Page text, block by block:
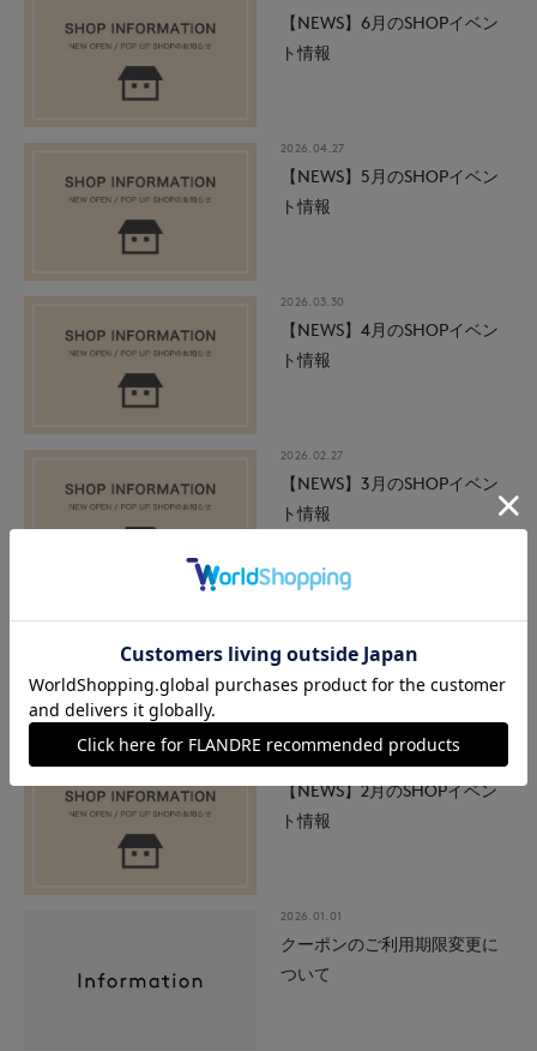
【NEWS】6月のSHOPイベン
ト情報
2026.04.27
【NEWS】5月のSHOPイベン
ト情報
2026.03.30
【NEWS】4月のSHOPイベン
ト情報
2026.02.27
【NEWS】3月のSHOPイベン
ト情報
COLLECTION
【NEWS】2月のSHOPイベン
ト情報
2026.01.01
クーポンのご利用期限変更に
ついて